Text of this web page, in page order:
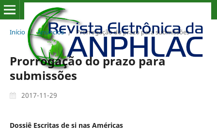
Início / Anúncios / Prorrogação do prazo para submissões
Prorrogação do prazo para
submissões
2017-11-29
Dossiê Escritas de si nas Américas